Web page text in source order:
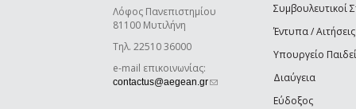
Λόφος Πανεπιστημίου
81100 Μυτιλήνη
Τηλ. 22510 36000
e-mail επικοινωνίας:
contactus@aegean.gr(link sends e-mail)
Συμβουλευτικοί
Έντυπα / Αιτήσεις
Υπουργείο
Διαύγεια
Εύδοξος